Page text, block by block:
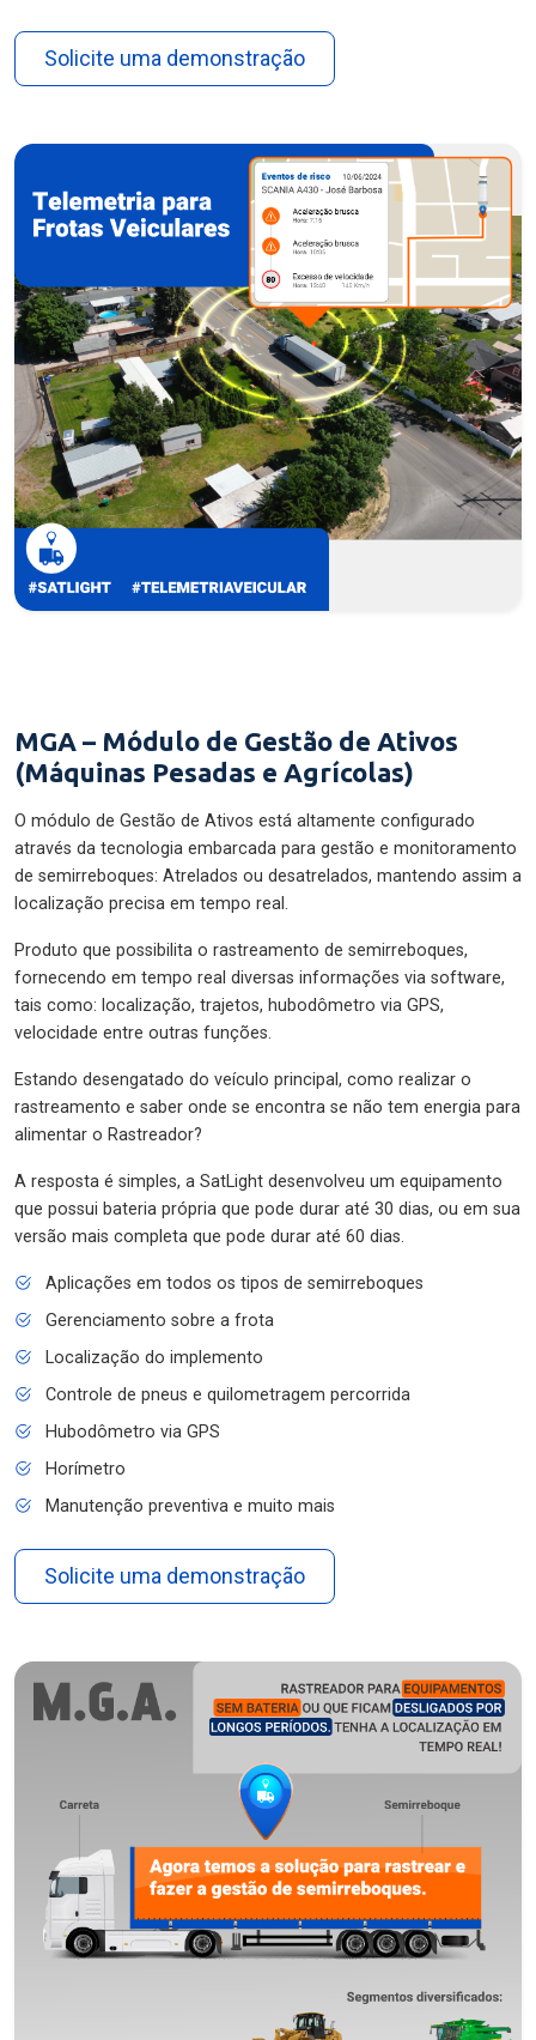
Solicite uma demonstração
MGA – Módulo de Gestão de Ativos
(Máquinas Pesadas e Agrícolas)
O módulo de Gestão de Ativos está altamente configurado
através da tecnologia embarcada para gestão e monitoramento
de semirreboques: Atrelados ou desatrelados, mantendo assim a
localização precisa em tempo real.
Produto que possibilita o rastreamento de semirreboques,
fornecendo em tempo real diversas informações via software,
tais como: localização, trajetos, hubodômetro via GPS,
velocidade entre outras funções.
Estando desengatado do veículo principal, como realizar o
rastreamento e saber onde se encontra se não tem energia para
alimentar o Rastreador?
A resposta é simples, a SatLight desenvolveu um equipamento
que possui bateria própria que pode durar até 30 dias, ou em sua
versão mais completa que pode durar até 60 dias.
Aplicações em todos os tipos de semirreboques
Gerenciamento sobre a frota
Localização do implemento
Controle de pneus e quilometragem percorrida
Hubodômetro via GPS
Horímetro
Manutenção preventiva e muito mais
Solicite uma demonstração